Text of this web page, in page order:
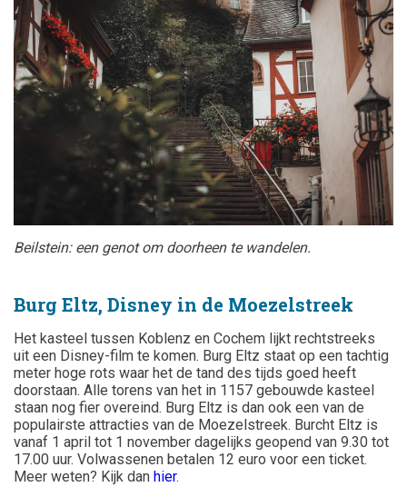
Beilstein: een genot om doorheen te wandelen.
Burg Eltz, Disney in de Moezelstreek
Het kasteel tussen Koblenz en Cochem lijkt rechtstreeks
uit een Disney-film te komen. Burg Eltz staat op een tachtig
meter hoge rots waar het de tand des tijds goed heeft
doorstaan. Alle torens van het in 1157 gebouwde kasteel
staan nog fier overeind. Burg Eltz is dan ook een van de
populairste attracties van de Moezelstreek. Burcht Eltz is
vanaf 1 april tot 1 november dagelijks geopend van 9.30 tot
17.00 uur. Volwassenen betalen 12 euro voor een ticket.
Meer weten? Kijk dan hier.